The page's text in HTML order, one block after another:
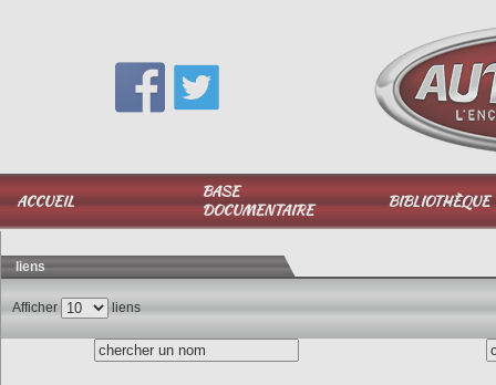
ACCUEIL
BASE
DOCUMENTAIRE
BIBLIOTHÈQUE
06 51 040 025
liens
Afficher liens